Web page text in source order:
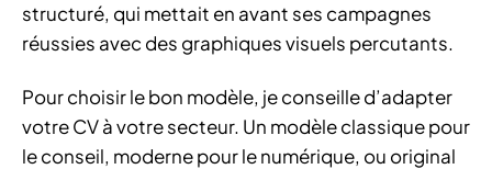
structuré, qui mettait en avant ses campagnes
réussies avec des graphiques visuels percutants.
Pour choisir le bon modèle, je conseille d’adapter
votre CV à votre secteur. Un modèle classique pour
le conseil, moderne pour le numérique, ou original